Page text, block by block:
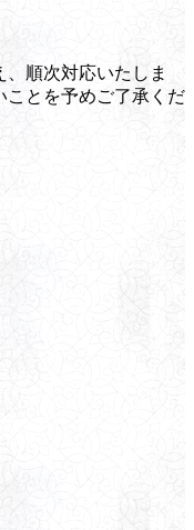
順次対応いたしま
ことを予めご了承くだ